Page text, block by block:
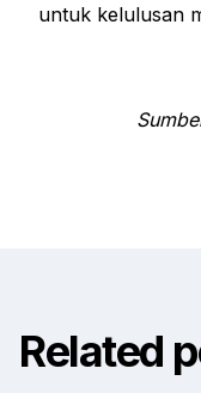
untuk kelulusan
Related